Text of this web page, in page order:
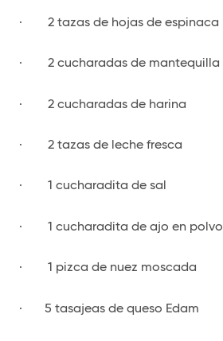
· 2 tazas de hojas de espinaca
· 2 cucharadas de mantequilla
· 2 cucharadas de harina
· 2 tazas de leche fresca
· 1 cucharadita de sal
· 1 cucharadita de ajo en polvo
· 1 pizca de nuez moscada
· 5 tasajeas de queso Edam